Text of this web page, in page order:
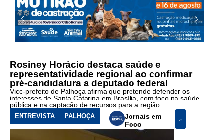
Rosiney Horácio destaca saúde e
representatividade regional ao confirmar
pré-candidatura a deputado federal
Vice-prefeito de Palhoça afirma que pretende defender os
interesses de Santa Catarina em Brasília, com foco na saúde
pública e na captação de recursos para a região
ENTREVISTA PALHOÇA
Jornais em
Foco